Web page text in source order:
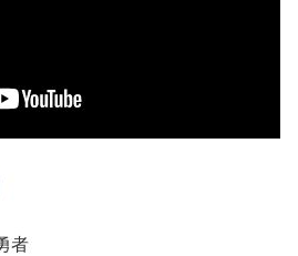
者